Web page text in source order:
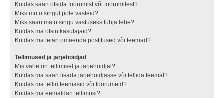
Kuidas saan otsida foorumist või foorumitest?
Miks mu otsingul pole vasteid?
Miks saan ma otsingu vastuseks tühja lehe?
Kuidas ma otsin kasutajaid?
Kuidas ma leian omaenda postitused või teemad?
Tellimused ja järjehoidjad
Mis vahe on tellimisel ja järjehoidjal?
Kuidas ma saan lisada järjehoidjasse või tellida teemat?
Kuidas ma tellin teemasid või foorumeid?
Kuidas ma eemaldan tellimusi?